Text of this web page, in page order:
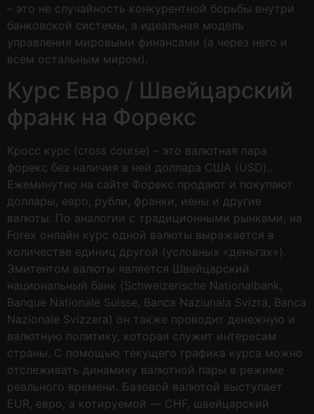
– это не случайность конкурентной борьбы внутри
банковской системы, а идеальная модель
управления мировыми финансами (а через него и
всем остальным миром).
Курс Евро / Швейцарский
франк на Форекс
Кросс курс (cross course) – это валютная пара
форекс без наличия в ней доллара США (USD)..
Ежеминутно на сайте Форекс продают и покупают
доллары, евро, рубли, франки, иены и другие
валюты. По аналогии с традиционными рынками, на
Forex онлайн курс одной валюты выражается в
количестве единиц другой (условных «деньгах»).
Эмитентом валюты является Швейцарский
национальный банк (Schweizerische Nationalbank,
Banque Nationale Suisse, Banca Naziunala Svizra, Banca
Nazionale Svizzera) он также проводит денежную и
валютную политику, которая служит интересам
страны. С помощью текущего графика курса можно
отслеживать динамику валютной пары в режиме
реального времени. Базовой валютой выступает
EUR, евро, а котируемой — CHF, швейцарский